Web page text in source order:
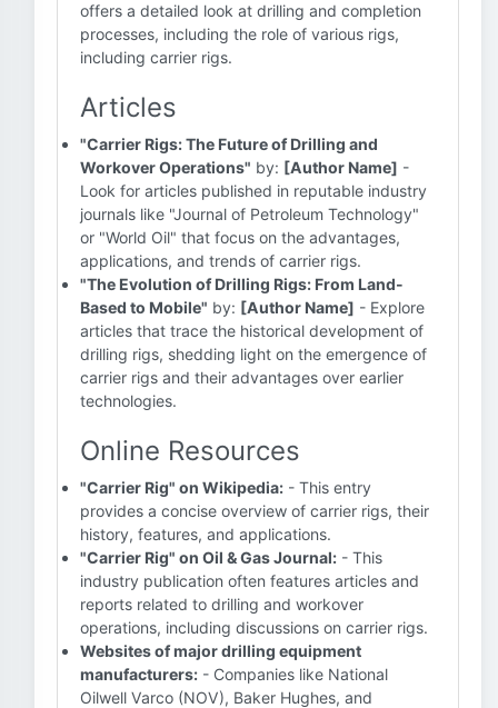
offers a detailed look at drilling and completion
processes, including the role of various rigs,
including carrier rigs.
Articles
"Carrier Rigs: The Future of Drilling and
Workover Operations" by: [Author Name] -
Look for articles published in reputable industry
journals like "Journal of Petroleum Technology"
or "World Oil" that focus on the advantages,
applications, and trends of carrier rigs.
"The Evolution of Drilling Rigs: From Land-
Based to Mobile" by: [Author Name] - Explore
articles that trace the historical development of
drilling rigs, shedding light on the emergence of
carrier rigs and their advantages over earlier
technologies.
Online Resources
"Carrier Rig" on Wikipedia: - This entry
provides a concise overview of carrier rigs, their
history, features, and applications.
"Carrier Rig" on Oil & Gas Journal: - This
industry publication often features articles and
reports related to drilling and workover
operations, including discussions on carrier rigs.
Websites of major drilling equipment
manufacturers: - Companies like National
Oilwell Varco (NOV), Baker Hughes, and